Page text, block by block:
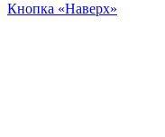
Кнопка «Наверх»